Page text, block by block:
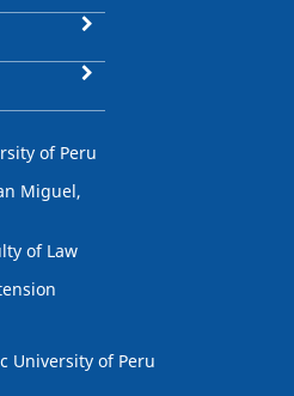
of Peru
Miguel,
of Law
University of Peru